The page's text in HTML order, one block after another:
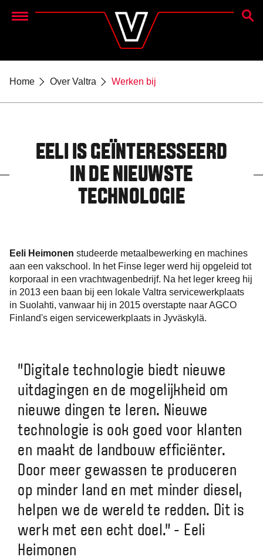
Menu
ZOEK
Home Over Valtra Werken bij
EELI IS GEÏNTERESSEERD
IN DE NIEUWSTE
TECHNOLOGIE
Eeli Heimonen studeerde metaalbewerking en machines
aan een vakschool. In het Finse leger werd hij opgeleid tot
korporaal in een vrachtwagenbedrijf. Na het leger kreeg hij
in 2013 een baan bij een lokale Valtra servicewerkplaats
in Suolahti, vanwaar hij in 2015 overstapte naar AGCO
Finland's eigen servicewerkplaats in Jyväskylä.
"Digitale technologie biedt nieuwe
uitdagingen en de mogelijkheid om
nieuwe dingen te leren. Nieuwe
technologie is ook goed voor klanten
en maakt de landbouw efficiënter.
Door meer gewassen te produceren
op minder land en met minder diesel,
helpen we de wereld te redden. Dit is
werk met een echt doel." - Eeli
Heimonen